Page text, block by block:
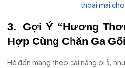
thoải mái
Gợi Ý “Hương
Hợp Cùng Chăn Ga
Hè đến mang theo cái nắng oi ả,